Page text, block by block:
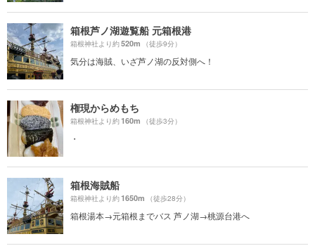
箱根芦ノ湖遊覧船 元箱根港
箱根神社より約520m （徒歩9分）
気分は海賊、いざ芦ノ湖の反対側へ！
権現からめもち
箱根神社より約160m （徒歩3分）
・
箱根海賊船
箱根神社より約1650m （徒歩28分）
箱根湯本→元箱根までバス 芦ノ湖→桃源台港へ